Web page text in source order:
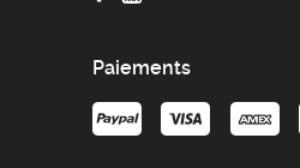
Paiements